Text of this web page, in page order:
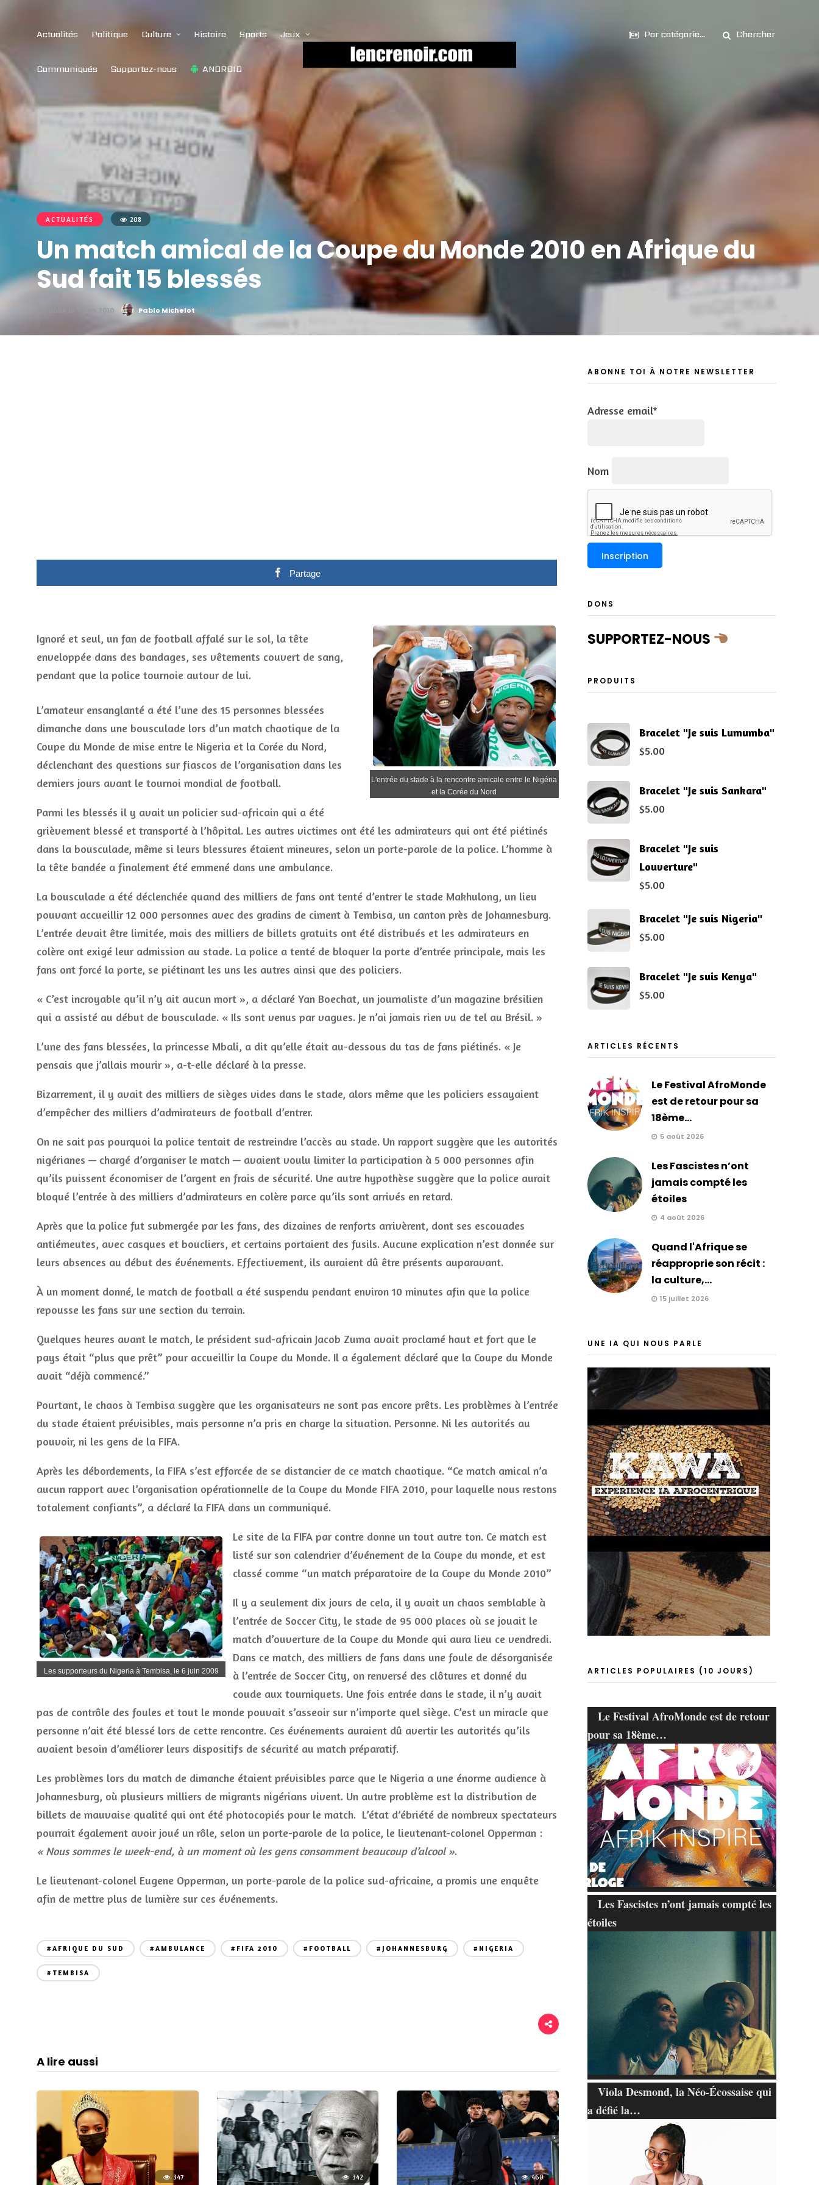
Actualités Politique Culture Histoire Sports Jeux
Communiqués Supportez-nous ANDROID
Par catégorie... Chercher
ACTUALITÉS 208
Un match amical de la Coupe du Monde 2010 en Afrique du
Sud fait 15 blessés
Publié le 7 juin 2010 Pablo Michelot 0
Partage
L'entrée du stade à la rencontre amicale entre le Nigéria
et la Corée du Nord
Ignoré et seul, un fan de football affalé sur le sol, la tête
enveloppée dans des bandages, ses vêtements couvert de sang,
pendant que la police tournoie autour de lui.
L’amateur ensanglanté a été l’une des 15 personnes blessées
dimanche dans une bousculade lors d’un match chaotique de la
Coupe du Monde de mise entre le Nigeria et la Corée du Nord,
déclenchant des questions sur fiascos de l’organisation dans les
derniers jours avant le tournoi mondial de football.
Parmi les blessés il y avait un policier sud-africain qui a été
grièvement blessé et transporté à l’hôpital. Les autres victimes ont été les admirateurs qui ont été piétinés
dans la bousculade, même si leurs blessures étaient mineures, selon un porte-parole de la police. L’homme à
la tête bandée a finalement été emmené dans une ambulance.
La bousculade a été déclenchée quand des milliers de fans ont tenté d’entrer le stade Makhulong, un lieu
pouvant accueillir 12 000 personnes avec des gradins de ciment à Tembisa, un canton près de Johannesburg.
L’entrée devait être limitée, mais des milliers de billets gratuits ont été distribués et les admirateurs en
colère ont exigé leur admission au stade. La police a tenté de bloquer la porte d’entrée principale, mais les
fans ont forcé la porte, se piétinant les uns les autres ainsi que des policiers.
« C’est incroyable qu’il n’y ait aucun mort », a déclaré Yan Boechat, un journaliste d’un magazine brésilien
qui a assisté au début de bousculade. « Ils sont venus par vagues. Je n’ai jamais rien vu de tel au Brésil. »
L’une des fans blessées, la princesse Mbali, a dit qu’elle était au-dessous du tas de fans piétinés. « Je
pensais que j’allais mourir », a-t-elle déclaré à la presse.
Bizarrement, il y avait des milliers de sièges vides dans le stade, alors même que les policiers essayaient
d’empêcher des milliers d’admirateurs de football d’entrer.
On ne sait pas pourquoi la police tentait de restreindre l’accès au stade. Un rapport suggère que les autorités
nigérianes — chargé d’organiser le match — avaient voulu limiter la participation à 5 000 personnes afin
qu’ils puissent économiser de l’argent en frais de sécurité. Une autre hypothèse suggère que la police aurait
bloqué l’entrée à des milliers d’admirateurs en colère parce qu’ils sont arrivés en retard.
Après que la police fut submergée par les fans, des dizaines de renforts arrivèrent, dont ses escouades
antiémeutes, avec casques et boucliers, et certains portaient des fusils. Aucune explication n’est donnée sur
leurs absences au début des événements. Effectivement, ils auraient dû être présents auparavant.
À un moment donné, le match de football a été suspendu pendant environ 10 minutes afin que la police
repousse les fans sur une section du terrain.
Quelques heures avant le match, le président sud-africain Jacob Zuma avait proclamé haut et fort que le
pays était “plus que prêt” pour accueillir la Coupe du Monde. Il a également déclaré que la Coupe du Monde
avait “déjà commencé.”
Pourtant, le chaos à Tembisa suggère que les organisateurs ne sont pas encore prêts. Les problèmes à l’entrée
du stade étaient prévisibles, mais personne n’a pris en charge la situation. Personne. Ni les autorités au
pouvoir, ni les gens de la FIFA.
Après les débordements, la FIFA s’est efforcée de se distancier de ce match chaotique. “Ce match amical n’a
aucun rapport avec l’organisation opérationnelle de la Coupe du Monde FIFA 2010, pour laquelle nous restons
totalement confiants”, a déclaré la FIFA dans un communiqué.
Les supporteurs du Nigeria à Tembisa, le 6 juin 2009
Le site de la FIFA par contre donne un tout autre ton. Ce match est
listé sur son calendrier d’événement de la Coupe du monde, et est
classé comme “un match préparatoire de la Coupe du Monde 2010”
Il y a seulement dix jours de cela, il y avait un chaos semblable à
l’entrée de Soccer City, le stade de 95 000 places où se jouait le
match d’ouverture de la Coupe du Monde qui aura lieu ce vendredi.
Dans ce match, des milliers de fans dans une foule de désorganisée
à l’entrée de Soccer City, on renversé des clôtures et donné du
coude aux tourniquets. Une fois entrée dans le stade, il n’y avait
pas de contrôle des foules et tout le monde pouvait s’asseoir sur n’importe quel siège. C’est un miracle que
personne n’ait été blessé lors de cette rencontre. Ces événements auraient dû avertir les autorités qu’ils
avaient besoin d’améliorer leurs dispositifs de sécurité au match préparatif.
Les problèmes lors du match de dimanche étaient prévisibles parce que le Nigeria a une énorme audience à
Johannesburg, où plusieurs milliers de migrants nigérians vivent. Un autre problème est la distribution de
billets de mauvaise qualité qui ont été photocopiés pour le match. L’état d’ébriété de nombreux spectateurs
pourrait également avoir joué un rôle, selon un porte-parole de la police, le lieutenant-colonel Opperman :
« Nous sommes le week-end, à un moment où les gens consomment beaucoup d’alcool ».
Le lieutenant-colonel Eugene Opperman, un porte-parole de la police sud-africaine, a promis une enquête
afin de mettre plus de lumière sur ces événements.
#AFRIQUE DU SUD #AMBULANCE #FIFA 2010 #FOOTBALL #JOHANNESBURG #NIGERIA
#TEMBISA
A lire aussi
347 342 460
ABONNE TOI À NOTRE NEWSLETTER
Adresse email*
Nom
DONS
SUPPORTEZ-NOUS
PRODUITS
Bracelet "Je suis Lumumba"
$5.00
Bracelet "Je suis Sankara"
$5.00
Bracelet "Je suis
Louverture"
$5.00
Bracelet "Je suis Nigeria"
$5.00
Bracelet "Je suis Kenya"
$5.00
ARTICLES RÉCENTS
Le Festival AfroMonde
est de retour pour sa
18ème...
5 août 2026
Les Fascistes n’ont
jamais compté les
étoiles
4 août 2026
Quand l'Afrique se
réapproprie son récit :
la culture,...
15 juillet 2026
UNE IA QUI NOUS PARLE
ARTICLES POPULAIRES (10 JOURS)
Le Festival AfroMonde est de retour
pour sa 18ème…
Les Fascistes n’ont jamais compté les
étoiles
Viola Desmond, la Néo-Écossaise qui
a défié la…